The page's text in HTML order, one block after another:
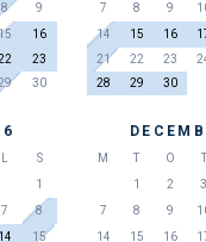
8
9
16
23
30
7
8 9
14
15 16
21
22 23
28
29 30
L
S
1
7
8
14 15
M O
1
2
3
7
8 9
14
15 16